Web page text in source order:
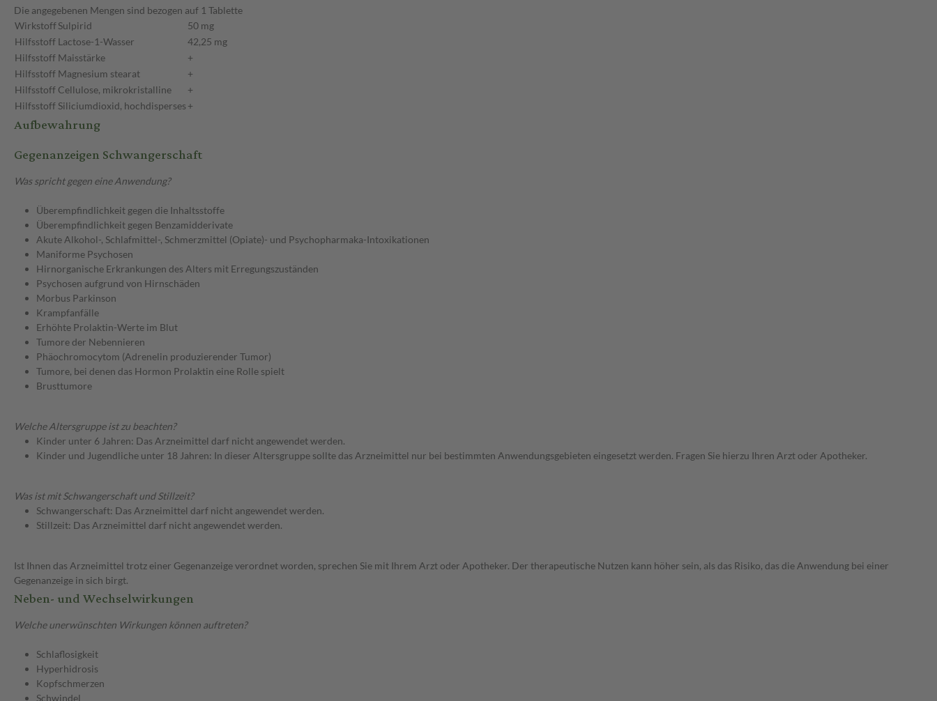
Die angegebenen Mengen sind bezogen auf 1 Tablette
WirkstoffSulpirid
50 mg
Hilfsstoff Lactose-1-Wasser
42,25 mg
Hilfsstoff Maisstärke
+
Hilfsstoff Magnesium stearat
+
Hilfsstoff Cellulose, mikrokristalline
+
Hilfsstoff Siliciumdioxid, hochdisperses +
Aufbewahrung
Gegenanzeigen Schwangerschaft
Was spricht gegen eine Anwendung?
Überempfindlichkeit gegen die Inhaltsstoffe
Überempfindlichkeit gegen Benzamidderivate
Akute Alkohol-, Schlafmittel-, Schmerzmittel (Opiate)- und Psychopharmaka-Intoxikationen
Maniforme Psychosen
Hirnorganische Erkrankungen des Alters mit Erregungszuständen
Psychosen aufgrund von Hirnschäden
Morbus Parkinson
Krampfanfälle
Erhöhte Prolaktin-Werte im Blut
Tumore der Nebennieren
Phäochromocytom (Adrenelin produzierender Tumor)
Tumore, bei denen das Hormon Prolaktin eine Rolle spielt
Brusttumore
Welche Altersgruppe ist zu beachten?
Kinder unter 6 Jahren: Das Arzneimittel darf nicht angewendet werden.
Kinder und Jugendliche unter 18 Jahren: In dieser Altersgruppe sollte das Arzneimittel nur bei bestimmten Anwendungsgebieten eingesetzt werden. Fragen Sie hierzu Ihren Arzt oder Apotheker.
Was ist mit Schwangerschaft und Stillzeit?
Schwangerschaft: Das Arzneimittel darf nicht angewendet werden.
Stillzeit: Das Arzneimittel darf nicht angewendet werden.
Ist Ihnen das Arzneimittel trotz einer Gegenanzeige verordnet worden, sprechen Sie mit Ihrem Arzt oder Apotheker. Der therapeutische Nutzen kann höher sein, als das Risiko, das die Anwendung bei einer
Gegenanzeige in sich birgt.
Neben- und Wechselwirkungen
Welche unerwünschten Wirkungen können auftreten?
Schlaflosigkeit
Hyperhidrosis
Kopfschmerzen
Schwindel